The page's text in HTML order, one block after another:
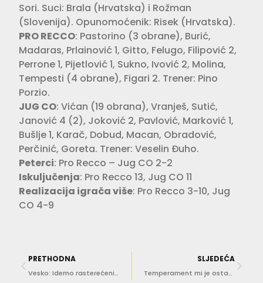
Sori. Suci: Brala (Hrvatska) i Rožman
(Slovenija). Opunomoćenik: Risek (Hrvatska).
PRO RECCO: Pastorino (3 obrane), Burić,
Madaras, Prlainović 1, Gitto, Felugo, Filipović 2,
Perrone 1, Pijetlović 1, Sukno, Ivović 2, Molina,
Tempesti (4 obrane), Figari 2. Trener: Pino
Porzio.
JUG CO: Vićan (19 obrana), Vranješ, Sutić,
Janović 4 (2), Joković 2, Pavlović, Marković 1,
Bušlje 1, Karač, Dobud, Macan, Obradović,
Perčinić, Goreta. Trener: Veselin Đuho.
Peterci: Pro Recco – Jug CO 2-2
Iskuljučenja: Pro Recco 13, Jug CO 11
Realizacija igrača više: Pro Recco 3-10, Jug
CO 4-9
PRETHODNA
Vesko: Idemo rasterećeni, ali po pobjedu!
SLJEDEĆA
Temperament mi je ostao isti! Ispalim na sudačku nepravdu